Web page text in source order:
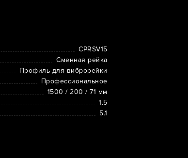
CPRSV15
Сменная рейка
Профиль для виброрейки
Профессиональное
1500 / 200 / 71 мм
1.5
5.1